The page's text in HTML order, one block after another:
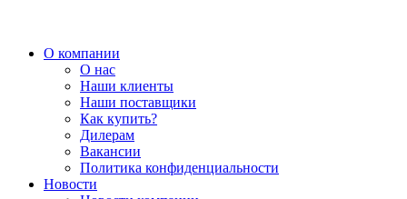
О компании
О нас
Наши клиенты
Наши поставщики
Как купить?
Дилерам
Вакансии
Политика конфиденциальности
Новости